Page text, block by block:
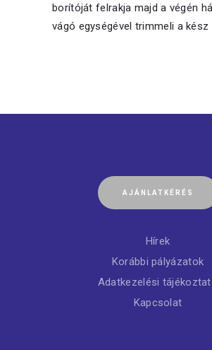
borítóját felrakja majd a végén
vágó egységével trimmeli a kész
AJÁNLATKÉRÉS
Hírek
Korábbi pályázatok
Adatkezelési
Kapcsolat